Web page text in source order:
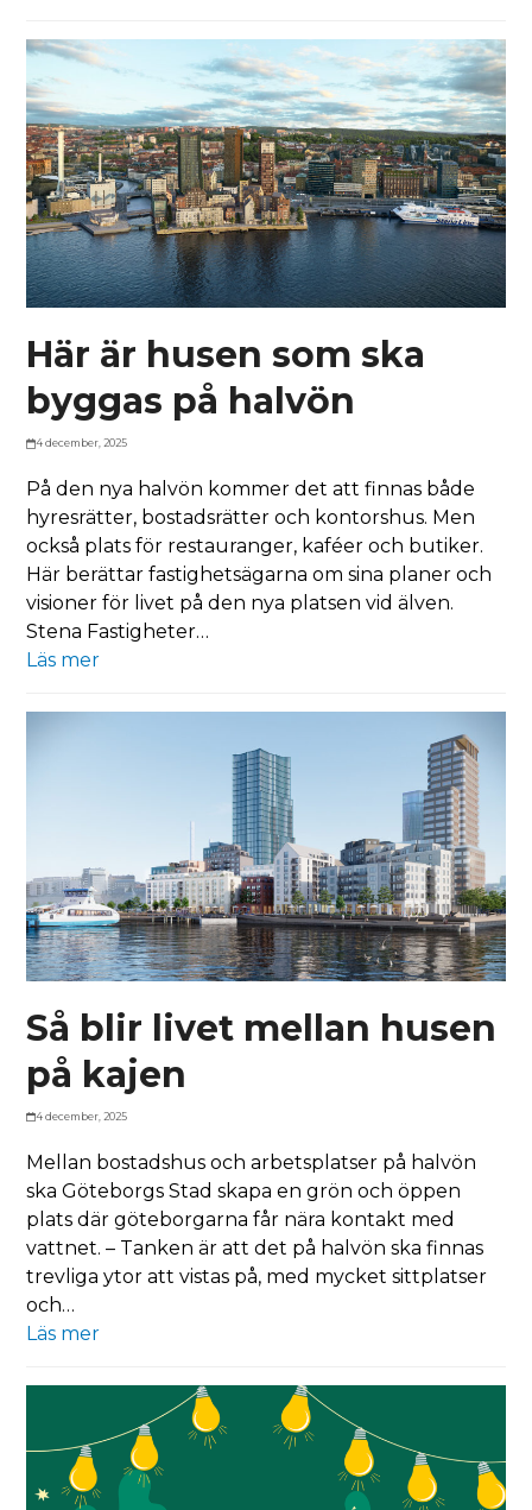
Här är husen som ska
byggas på halvön
4 december, 2025
På den nya halvön kommer det att finnas både
hyresrätter, bostadsrätter och kontorshus. Men
också plats för restauranger, kaféer och butiker.
Här berättar fastighetsägarna om sina planer och
visioner för livet på den nya platsen vid älven.
Stena Fastigheter…
Läs mer
Så blir livet mellan husen
på kajen
4 december, 2025
Mellan bostadshus och arbetsplatser på halvön
ska Göteborgs Stad skapa en grön och öppen
plats där göteborgarna får nära kontakt med
vattnet. – Tanken är att det på halvön ska finnas
trevliga ytor att vistas på, med mycket sittplatser
och…
Läs mer